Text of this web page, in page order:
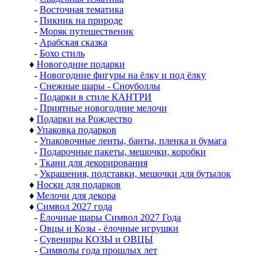
- Восточная тематика
- Пикник на природе
- Моряк путешественик
- Арабская сказка
- Бохо стиль
♦ Новогодние подарки
- Новогодние фигуры на ёлку и под ёлку
- Снежные шары - Сноуболлы
- Подарки в стиле КАНТРИ
- Приятные новогодние мелочи
♦ Подарки на Рождество
♦ Упаковка подарков
- Упаковочные ленты, банты, пленка и бумага
- Подарочные пакеты, мешочки, коробки
- Ткани для декорирования
- Украшения, подставки, мешочки для бутылок
♦ Носки для подарков
♦ Мелочи для декора
♦ Символ 2027 года
- Ёлочные шары Символ 2027 Года
- Овцы и Козы - ёлочные игрушки
- Сувениры КОЗЫ и ОВЦЫ
- Символы года прошлых лет